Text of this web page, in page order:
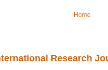
Home
Research